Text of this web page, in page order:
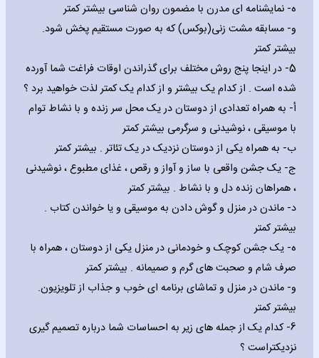
‌ه- نمایشنامه ای مدرن با مضمون روان شناسی بیشتر کمتر
‌و- مسابقه مشت زنی(بوکس) که به صورت مستقیم پخش شود.
بیشتر کمتر
5- در اینجا پنج روش مختلف برای گذراندن اوقات فراغت شما آورده
شده است . از کدام یک بیشتر و از کدام یک کمتر لذت خواهید برد ؟
‌أ- به همراه تعدادی از دوستان در یک محل سر زنده و با نشاط توام
با موسیقی ، نوشیدنی و سرگرمی بیشتر کمتر
‌ب- به همراه یکی از دوستان نزدیک در یک تئاتر . بیشتر کمتر
‌ج- یک جشن واقعی با ساز و آواز و رقص ، غذای مطبوع ، نوشیدنی
، همراهان زنده دل و با نشاط . بیشتر کمتر
‌د- ماندن در منزل و گوش دادن به موسیقی و یا خواندن کتاب .
بیشتر کمتر
‌ه- یک جشن کوچک و خودمانی در منزل یکی از دوستان ، همراه با
صرف شام و صحبت های گرم و صمیمانه . بیشتر کمتر
‌و- ماندن در منزل و تماشای برنامه ای خوب و جذاب از تلویزیون.
بیشتر کمتر
6- کدام یک از جمله های زیر به احساسات شما درباره تصمیم گیری
نزدیکتراست ؟